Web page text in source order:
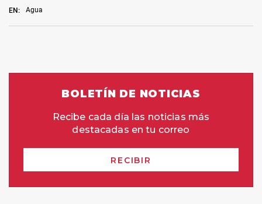
EN: Agua